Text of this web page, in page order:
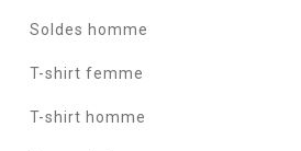
Soldes homme
T-shirt femme
T-shirt homme